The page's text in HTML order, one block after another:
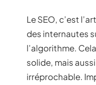
Le SEO, c’est
des internautes
l’algorithme.
solide, mais
irréprochable.